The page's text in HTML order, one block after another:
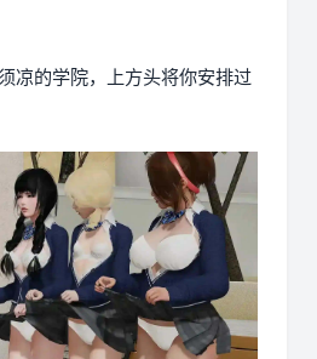
凉的学院，上方头将你安排过